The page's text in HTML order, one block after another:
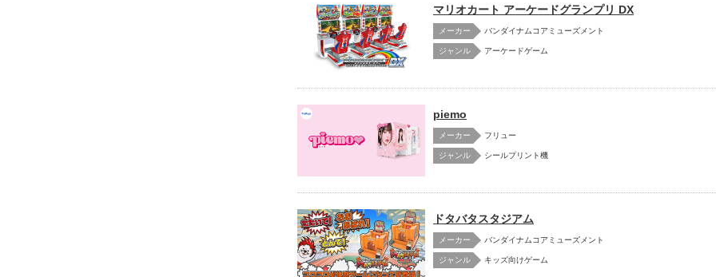
マリオカート アーケードグランプリ DX
メーカー バンダイナムコアミューズメント
アーケードゲーム
piemo
メーカー フリュー
シールプリント機
ドタバタスタジアム
メーカー バンダイナムコアミューズメント
キッズ向けゲーム